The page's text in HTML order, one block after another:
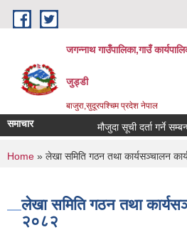
Skip to main content
जगन्नाथ गाउँपालिका,गाउँ
जुड्डी
बाजुरा,सुदूरपश्चिम प्रदेश नेपाल
समाचार मौजुदा सूची दर्ता गर्ने
You are here
Home » लेखा समिति गठन तथा कार्यसञ्चालन
लेखा समिति गठन तथा
२०८२